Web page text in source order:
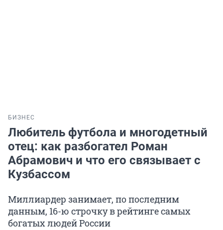
БИЗНЕС
Любитель футбола и многодетный
отец: как разбогател Роман
Абрамович и что его связывает с
Кузбассом
Миллиардер занимает, по последним
данным, 16-ю строчку в рейтинге самых
богатых людей России